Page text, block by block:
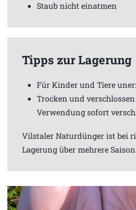
Staub nicht einatmen
Tipps zur Lagerung
Für Kinder und Tiere
Trocken und
Verwendung sofort
Vilstaler Naturdünger ist bei
Lagerung über mehrere